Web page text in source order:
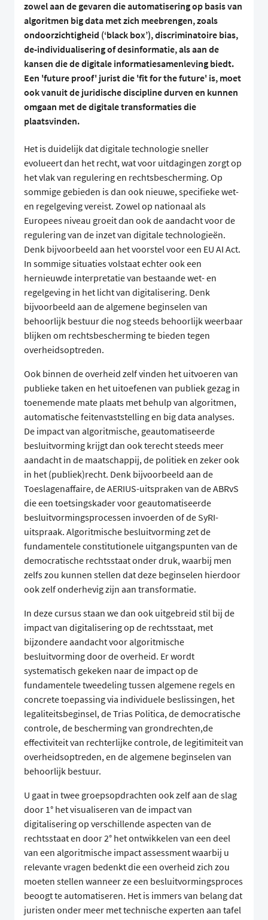
zowel aan de gevaren die automatisering op basis van
algoritmen big data met zich meebrengen, zoals
ondoorzichtigheid (‘black box’), discriminatoire bias,
de-individualisering of desinformatie, als aan de
kansen die de digitale informatiesamenleving biedt.
Een 'future proof' jurist die 'fit for the future' is, moet
ook vanuit de juridische discipline durven en kunnen
omgaan met de digitale transformaties die
plaatsvinden.
Het is duidelijk dat digitale technologie sneller
evolueert dan het recht, wat voor uitdagingen zorgt op
het vlak van regulering en rechtsbescherming. Op
sommige gebieden is dan ook nieuwe, specifieke wet-
en regelgeving vereist. Zowel op nationaal als
Europees niveau groeit dan ook de aandacht voor de
regulering van de inzet van digitale technologieën.
Denk bijvoorbeeld aan het voorstel voor een EU AI Act.
In sommige situaties volstaat echter ook een
hernieuwde interpretatie van bestaande wet- en
regelgeving in het licht van digitalisering. Denk
bijvoorbeeld aan de algemene beginselen van
behoorlijk bestuur die nog steeds behoorlijk weerbaar
blijken om rechtsbescherming te bieden tegen
overheidsoptreden.
Ook binnen de overheid zelf vinden het uitvoeren van
publieke taken en het uitoefenen van publiek gezag in
toenemende mate plaats met behulp van algoritmen,
automatische feitenvaststelling en big data analyses.
De impact van algoritmische, geautomatiseerde
besluitvorming krijgt dan ook terecht steeds meer
aandacht in de maatschappij, de politiek en zeker ook
in het (publiek)recht. Denk bijvoorbeeld aan de
Toeslagenaffaire, de AERIUS-uitspraken van de ABRvS
die een toetsingskader voor geautomatiseerde
besluitvormingsprocessen invoerden of de SyRI-
uitspraak. Algoritmische besluitvorming zet de
fundamentele constitutionele uitgangspunten van de
democratische rechtsstaat onder druk, waarbij men
zelfs zou kunnen stellen dat deze beginselen hierdoor
ook zelf onderhevig zijn aan transformatie.
In deze cursus staan we dan ook uitgebreid stil bij de
impact van digitalisering op de rechtsstaat, met
bijzondere aandacht voor algoritmische
besluitvorming door de overheid. Er wordt
systematisch gekeken naar de impact op de
fundamentele tweedeling tussen algemene regels en
concrete toepassing via individuele beslissingen, het
legaliteitsbeginsel, de Trias Politica, de democratische
controle, de bescherming van grondrechten,de
effectiviteit van rechterlijke controle, de legitimiteit van
overheidsoptreden, en de algemene beginselen van
behoorlijk bestuur.
U gaat in twee groepsopdrachten ook zelf aan de slag
door 1° het visualiseren van de impact van
digitalisering op verschillende aspecten van de
rechtsstaat en door 2° het ontwikkelen van een deel
van een algoritmische impact assessment waarbij u
relevante vragen bedenkt die een overheid zich zou
moeten stellen wanneer ze een besluitvormingsproces
beoogt te automatiseren. Het is immers van belang dat
juristen onder meer met technische experten aan tafel